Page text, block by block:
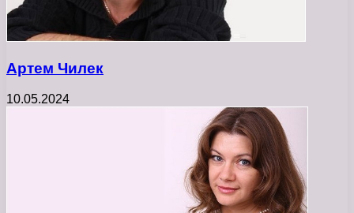
Артем Чилек
10.05.2024